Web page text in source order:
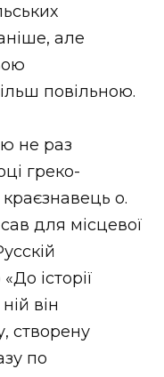
але
повільною.
не раз
греко-
о.
для місцевої
історії
він
створену
по